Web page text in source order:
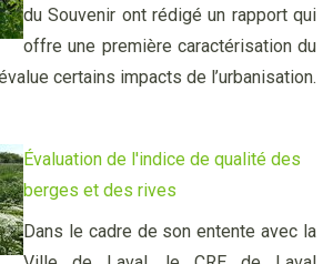
du Souvenir ont rédigé un rapport qui
offre une première caractérisation du
certains impacts de l’urbanisation.
Évaluation de l'indice de qualité des
berges et des rives
Dans le cadre de son entente avec la